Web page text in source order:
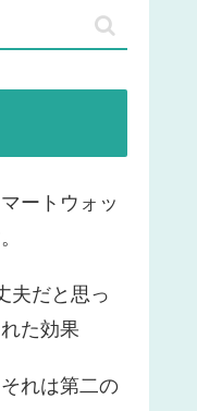
ートウォッ
夫だと思っ
た効果
れは第二の